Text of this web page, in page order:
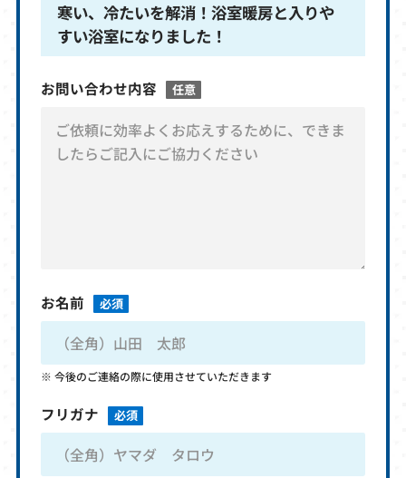
寒い、冷たいを解消！浴室暖房と入りや
すい浴室になりました！
お問い合わせ内容 任意
お名前 必須
今後のご連絡の際に使用させていただきます
フリガナ 必須